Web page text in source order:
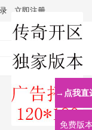
立即注册
搜
索
→点我直
免费版